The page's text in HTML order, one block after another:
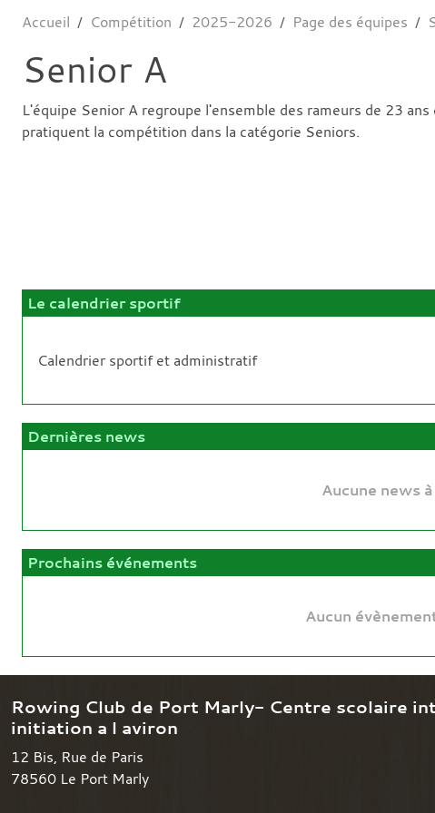
Accueil Compétition 2025-2026 Page des équipes
Senior A
L'équipe Senior A regroupe l'ensemble des rameurs de 23 ans
pratiquent la compétition dans la catégorie Seniors.
Le calendrier sportif
Calendrier sportif et administratif
Dernières news
Aucune news
Prochains événements
Aucun
Rowing Club de Port Marly- Centre scolaire
initiation a l aviron
12 Bis, Rue de Paris
78560 Le Port Marly